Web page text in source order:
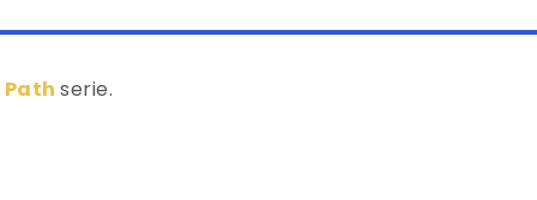
Pathserie.